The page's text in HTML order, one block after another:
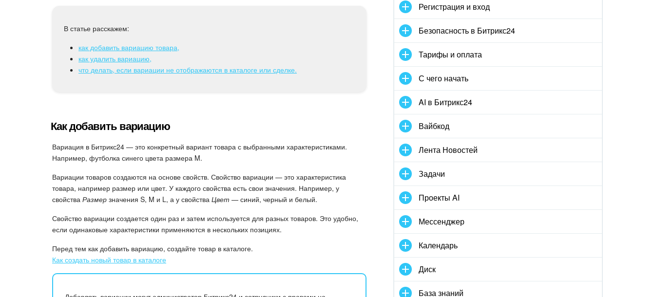
В статье расскажем:
как добавить вариацию товара,
как удалить вариацию,
что делать, если вариации не отображаются в каталоге или сделке.
Как добавить вариацию
Вариация в Битрикс24 — это конкретный вариант товара с выбранными характеристиками.
Например, футболка синего цвета размера M.
Вариации товаров создаются на основе свойств. Свойство вариации — это характеристика
товара, например размер или цвет. У каждого свойства есть свои значения. Например, у
свойства Размер значения S, M и L, а у свойства Цвет — синий, черный и белый.
Свойство вариации создается один раз и затем используется для разных товаров. Это удобно,
если одинаковые характеристики применяются в нескольких позициях.
Перед тем как добавить вариацию, создайте товар в каталоге.
Как создать новый товар в каталоге
Регистрация и вход
Безопасность в Битрикс24
Тарифы и оплата
С чего начать
AI в Битрикс24
Вайбкод
Лента Новостей
Задачи
Проекты AI
Мессенджер
Календарь
Диск
База знаний